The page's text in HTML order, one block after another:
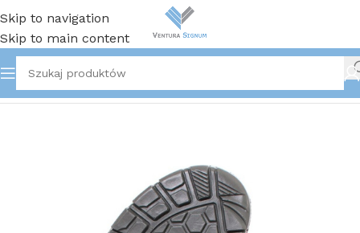
Skip to navigation
Skip to main content
Strona główna